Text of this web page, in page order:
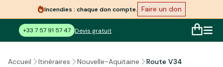
Incendies : chaque don compte. Faire un don
+33 7 57 91 57 47 Devis gratuit
Accueil Itinéraires Nouvelle-Aquitaine
Route V34